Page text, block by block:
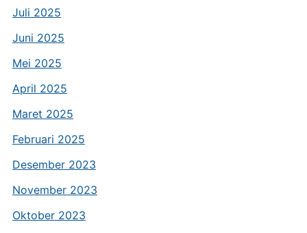
Juli 2025
Juni 2025
Mei 2025
April 2025
Maret 2025
Februari 2025
Desember 2023
November 2023
Oktober 2023